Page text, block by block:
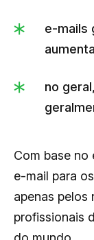
e-mails
no
Com base
e-mail para
apenas pelos
profissionais